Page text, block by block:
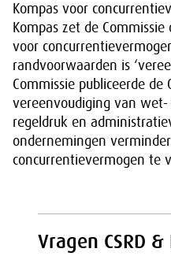
Kompas voor
Kompas zet de
voor
randvoorwaarden is
Commissie publiceerde
vereenvoudiging van
regeldruk en
ondernemingen
concurrentievermogen te
Vragen CSRD &